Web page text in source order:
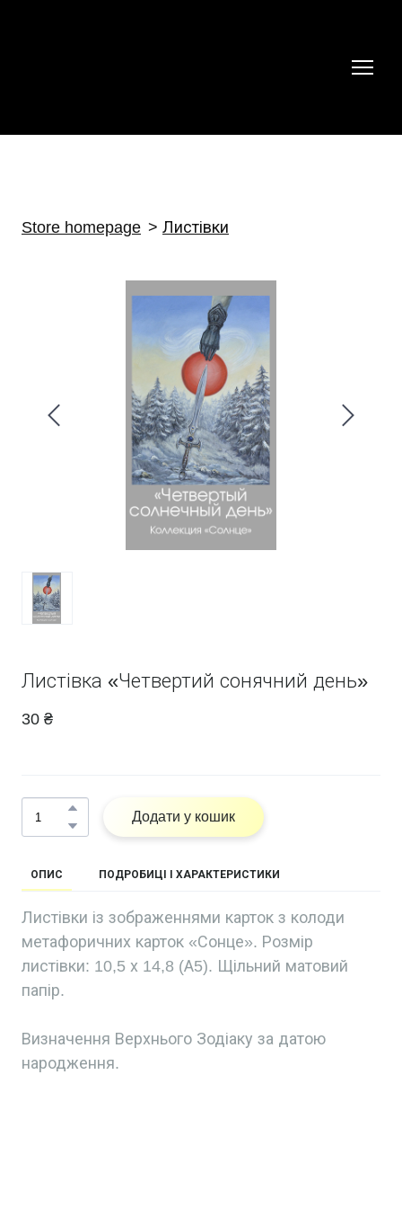
Store homepage Листівки
Листівка «Четвертий сонячний день»
30 ₴
Додати у кошик
ОПИС ПОДРОБИЦІ І ХАРАКТЕРИСТИКИ
Листівки із зображеннями карток з колоди
метафоричних карток «Сонце». Розмір
листівки: 10,5 х 14,8 (А5). Щільний матовий
папір.
Визначення Верхнього Зодіаку за датою
народження.